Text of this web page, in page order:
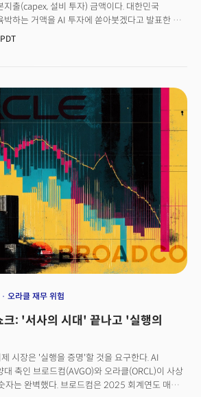
출(capex, 설비 투자) 금액이다. 대한민국
하는 거액을 AI 투자에 쏟아붓겠다고 발표한 것.
금액(722억달러)의 두 배에 달한다. 1월 28일 장
로 보여줬다. 메타의 과감한 베팅에 힘입어 29일
했다. 그러나 화려한 실적, 통큰 투자 계획의
축소, 경쟁사 대비 뒤처진 AI 기술 만회라는
있다는 게 업계의 분석이다.
오라클 재무 위험
크: '서사의 시대' 끝나고 '실행의
시장은 '실행을 증명'할 것을 요구한다. AI
축인 브로드컴(AVGO)와 오라클(ORCL)이 사상
자는 완벽했다. 브로드컴은 2025 회계연도 매출